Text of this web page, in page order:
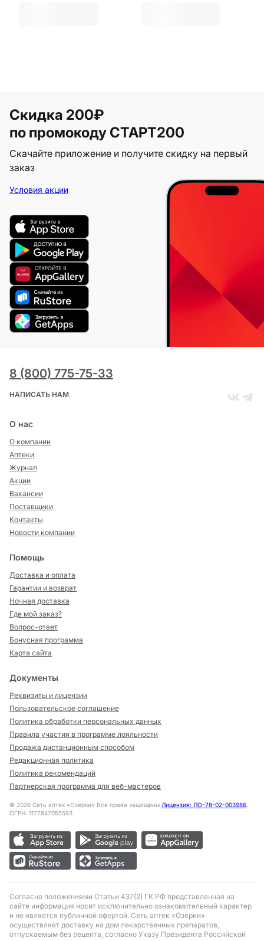
Скидка 200₽
по промокоду СТАРТ200
Скачайте приложение и получите скидку на первый
заказ
Условия акции
8 (800) 775-75-33
НАПИСАТЬ НАМ
О нас
О компании
Аптеки
Журнал
Акции
Вакансии
Поставщики
Контакты
Новости компании
Помощь
Доставка и оплата
Гарантии и возврат
Ночная доставка
Где мой заказ?
Вопрос-ответ
Бонусная программа
Карта сайта
Документы
Реквизиты и лицензии
Пользовательское соглашение
Политика обработки персональных данных
Правила участия в программе лояльности
Продажа дистанционным способом
Редакционная политика
Политика рекомендаций
Партнерская программа для веб-мастеров
© 2026 Сеть аптек «Озерки» Все права защищены Лицензия: ЛО-78-02-003986,
ОГРН: 1177847055583
Согласно положениями Статьи 437(2) ГК РФ представленная на
сайте информация носит исключительно ознакомительный характер
и не является публичной офертой. Сеть аптек «Озерки»
осуществляет доставку на дом лекарственных препаратов,
отпускаемым без рецепта, согласно Указу Президента Российской